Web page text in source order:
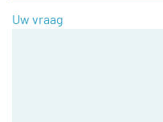
Uw vraag